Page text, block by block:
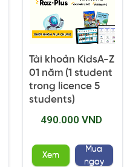
Tài khoản KidsA-Z
01 năm (1 student
trong licence 5
students)
490.000 VND
Xem
Mua
ngay